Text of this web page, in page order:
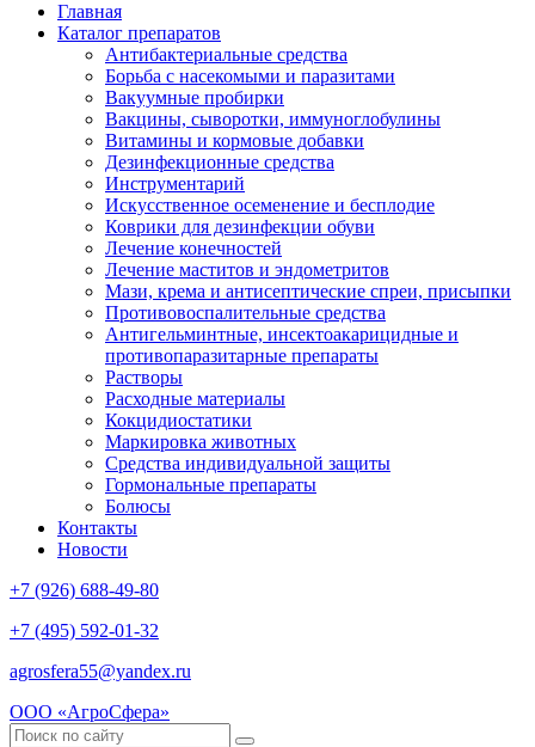
Главная
Каталог препаратов
Антибактериальные средства
Борьба с насекомыми и паразитами
Вакуумные пробирки
Вакцины, сыворотки, иммуноглобулины
Витамины и кормовые добавки
Дезинфекционные средства
Инструментарий
Искусственное осеменение и бесплодие
Коврики для дезинфекции обуви
Лечение конечностей
Лечение маститов и эндометритов
Мази, крема и антисептические спреи, присыпки
Противовоспалительные средства
Антигельминтные, инсектоакарицидные и
противопаразитарные препараты
Растворы
Расходные материалы
Кокцидиостатики
Маркировка животных
Средства индивидуальной защиты
Гормональные препараты
Болюсы
Контакты
Новости
+7 (926) 688-49-80
+7 (495) 592-01-32
agrosfera55@yandex.ru
ООО «АгроСфера»